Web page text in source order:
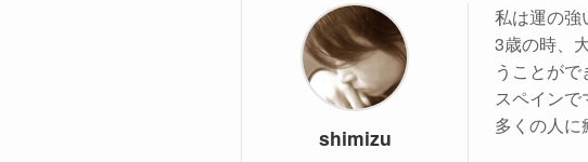
shimizu
私は運の強
3歳の時、
うことがで
スペイン
多くの人に